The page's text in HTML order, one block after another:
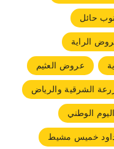
حائل
الراية
عروض العثيم
الشرقية والرياض
الوطني
خميس مشيط